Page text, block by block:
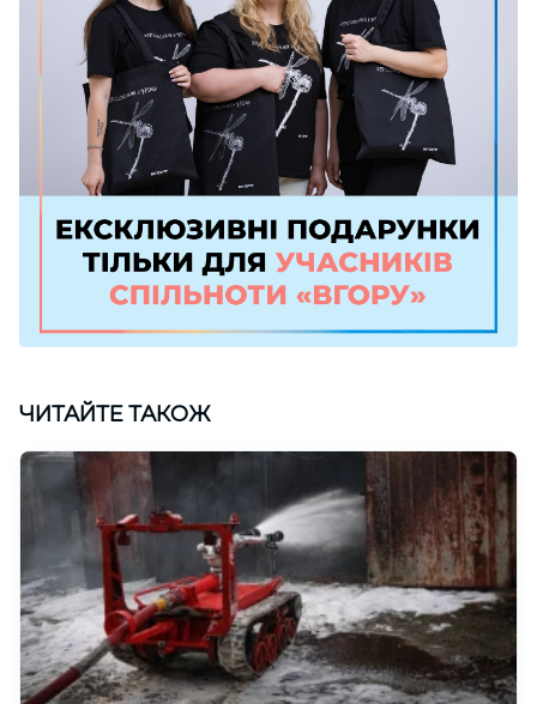
ЧИТАЙТЕ ТАКОЖ